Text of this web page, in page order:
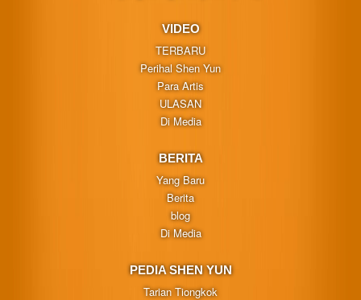
VIDEO
TERBARU
Perihal Shen Yun
Para Artis
ULASAN
Di Media
BERITA
Yang Baru
Berita
blog
Di Media
PEDIA SHEN YUN
Tarian Tiongkok